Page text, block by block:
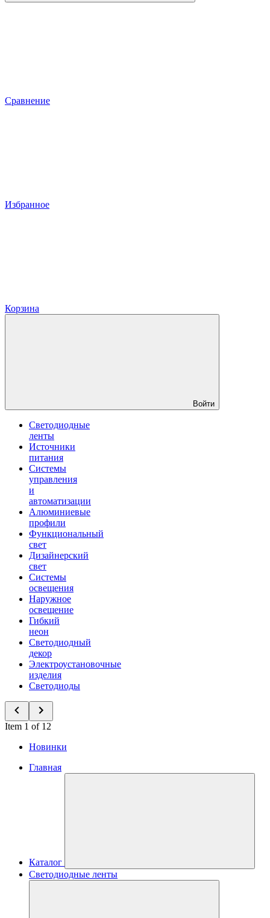
Сравнение
Избранное
Корзина
Войти
Светодиодные
ленты
Источники
питания
Системы
управления
и
автоматизации
Алюминиевые
профили
Функциональный
свет
Дизайнерский
свет
Системы
освещения
Наружное
освещение
Гибкий
неон
Светодиодный
декор
Электроустановочные
изделия
Светодиоды
Item 1 of 12
Новинки
Главная
Каталог
Светодиодные ленты